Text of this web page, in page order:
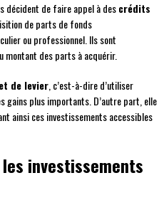
décident de faire appel à descrédits
de parts de fonds
ou professionnel. Ils sont
montant des parts à acquérir.
de levier , c’est-à-dire d’utiliser
gains plus importants. D’autre part, elle
ainsi ces investissements accessibles
investissements